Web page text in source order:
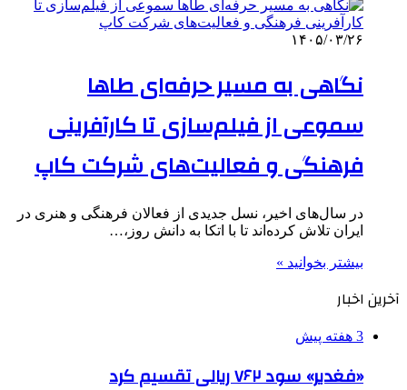
۱۴۰۵/۰۳/۲۶
نگاهی به مسیر حرفه‌ای طاها
سموعی از فیلم‌سازی تا کارآفرینی
فرهنگی و فعالیت‌های شرکت کاپ
در سال‌های اخیر، نسل جدیدی از فعالان فرهنگی و هنری در
ایران تلاش کرده‌اند تا با اتکا به دانش روز،…
بیشتر بخوانید »
آخرین اخبار
3 هفته پیش
«فغدیر» سود ۷۶۲ ریالی تقسیم کرد